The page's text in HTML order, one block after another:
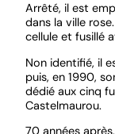
Arrêté, il est
dans la ville
cellule et fusillé
Non identifié, il
puis, en 1990,
dédié aux cinq
Castelmaurou.
70 années